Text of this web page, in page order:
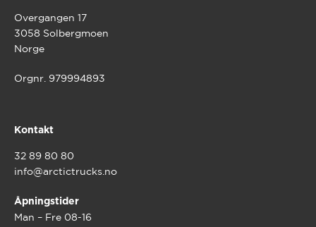
Overgangen 17
3058 Solbergmoen
Norge
Orgnr. 979994893
Kontakt
32 89 80 80
info@arctictrucks.no
Åpningstider
Man – Fre 08-16